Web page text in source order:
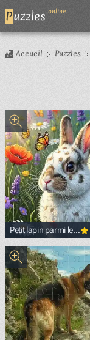
Puzzles online
Accueil Puzzles
Petit lapin parmi les
fleurs